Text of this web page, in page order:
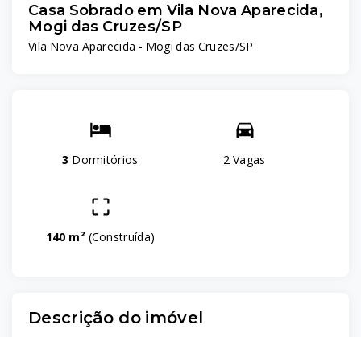
Casa Sobrado em Vila Nova Aparecida,
Mogi das Cruzes/SP
Vila Nova Aparecida - Mogi das Cruzes/SP
3 Dormitórios 2 Vagas
140 m² (Construída)
Descrição do imóvel